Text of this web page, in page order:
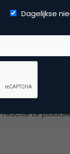
media marketing
te
Dagelijkse